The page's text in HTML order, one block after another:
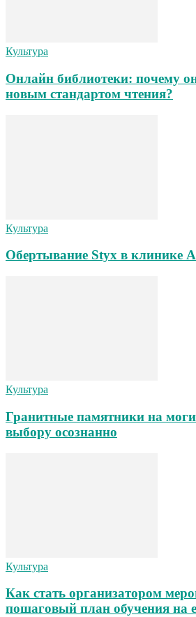
Культура
Онлайн библиотеки: почему
новым стандартом чтения?
Культура
Обертывание Styx в клинике
Культура
Гранитные памятники на
выбору осознанно
Культура
Как стать организатором
пошаговый план обучения на